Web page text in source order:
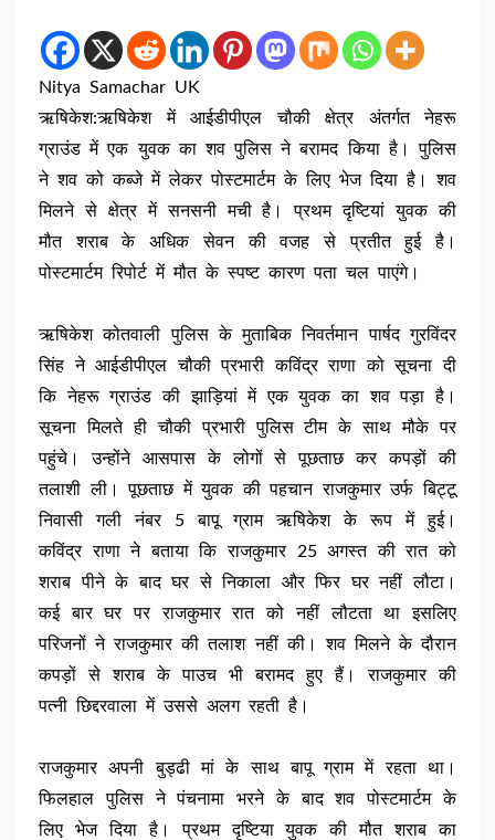
Nitya Samachar UK
ऋषिकेश:ऋषिकेश में आईडीपीएल चौकी क्षेत्र अंतर्गत नेहरू
ग्राउंड में एक युवक का शव पुलिस ने बरामद किया है। पुलिस
ने शव को कब्जे में लेकर पोस्टमार्टम के लिए भेज दिया है। शव
मिलने से क्षेत्र में सनसनी मची है। प्रथम दृष्टियां युवक की
मौत शराब के अधिक सेवन की वजह से प्रतीत हुई है।
पोस्टमार्टम रिपोर्ट में मौत के स्पष्ट कारण पता चल पाएंगे।
ऋषिकेश कोतवाली पुलिस के मुताबिक निवर्तमान पार्षद गुरविंदर
सिंह ने आईडीपीएल चौकी प्रभारी कविंद्र राणा को सूचना दी
कि नेहरू ग्राउंड की झाड़ियां में एक युवक का शव पड़ा है।
सूचना मिलते ही चौकी प्रभारी पुलिस टीम के साथ मौके पर
पहुंचे। उन्होंने आसपास के लोगों से पूछताछ कर कपड़ों की
तलाशी ली। पूछताछ में युवक की पहचान राजकुमार उर्फ बिट्टू
निवासी गली नंबर 5 बापू ग्राम ऋषिकेश के रूप में हुई।
कविंद्र राणा ने बताया कि राजकुमार 25 अगस्त की रात को
शराब पीने के बाद घर से निकाला और फिर घर नहीं लौटा।
कई बार घर पर राजकुमार रात को नहीं लौटता था इसलिए
परिजनों ने राजकुमार की तलाश नहीं की। शव मिलने के दौरान
कपड़ों से शराब के पाउच भी बरामद हुए हैं। राजकुमार की
पत्नी छिद्दरवाला में उससे अलग रहती है।
राजकुमार अपनी बुड्ढी मां के साथ बापू ग्राम में रहता था।
फिलहाल पुलिस ने पंचनामा भरने के बाद शव पोस्टमार्टम के
लिए भेज दिया है। प्रथम दृष्टिया युवक की मौत शराब का